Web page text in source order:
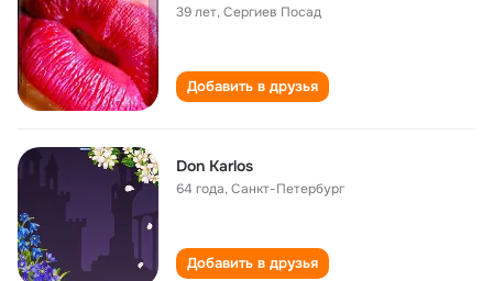
39 лет,Сергиев Посад
Добавить в друзья
Don Karlos
64 года,Санкт-Петербург
Добавить в друзья